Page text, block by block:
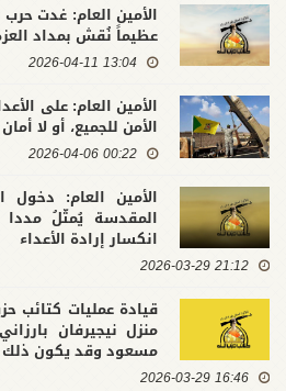
الأمين العام: غدت حرب
عظيماً نُقش بمداد
13:04 2026-04-11
الأمين العام: على
الأمن للجميع، أو لا
00:22 2026-04-06
الأمين العام: دخول
المقدسة يُمثّلُ مددا
انكسار إرادة الأعداء
21:12 2026-03-29
قيادة عمليات كتائب
منزل نيجيرفان
مسعود وقد يكون
16:46 2026-03-29